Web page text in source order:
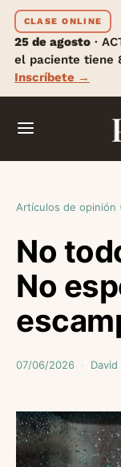
CLASE ONLINE
25 de agosto ·
el paciente tiene
Inscríbete →
Artículos de opinión
No
No
07/06/2026